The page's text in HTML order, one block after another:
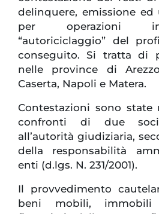
delinquere, emissione
per operazioni
“autoriciclaggio” del
conseguito. Si tratta di
nelle province di
Caserta, Napoli e Matera.
Contestazioni sono state
confronti di due
all’autorità giudiziaria,
della responsabilità
enti (d.lgs. N. 231/2001).
Il provvedimento
beni mobili, immobili